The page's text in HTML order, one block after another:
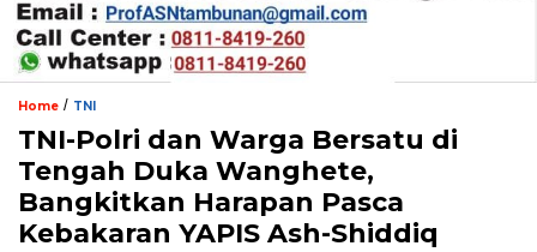
Home / TNI
TNI-Polri dan Warga Bersatu di
Tengah Duka Wanghete,
Bangkitkan Harapan Pasca
Kebakaran YAPIS Ash-Shiddiq